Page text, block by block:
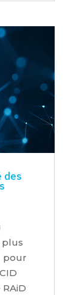
des
plus
pour